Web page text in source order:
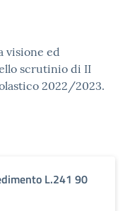
visione ed
scrutinio di II
2022/2023.
L.241 90